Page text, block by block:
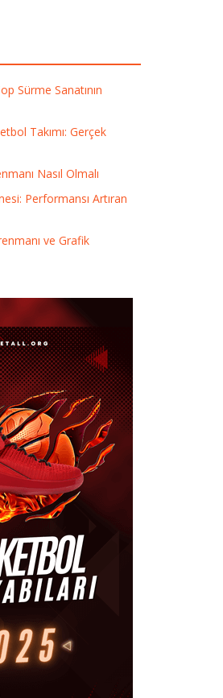
Sürme Sanatının
Takımı: Gerçek
Nasıl Olmalı
Performansı Artıran
ve Grafik